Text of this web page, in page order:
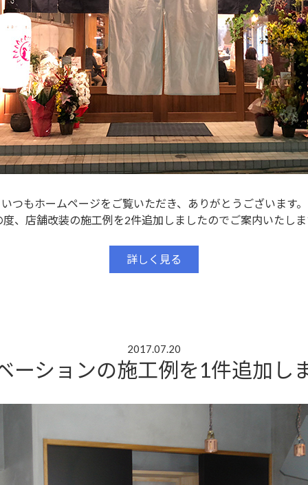
いつもホームページをご覧いただき、ありがとうございます。
度、店舗改装の施工例を2件追加しましたのでご案内いたしま
詳しく見る
2017.07.20
ーションの施工例を1件追加し